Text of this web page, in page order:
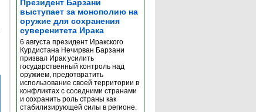
Президент Барзани
выступает за монополию на
оружие для сохранения
суверенитета Ирака
6 августа президент Иракского
Курдистана Нечирван Барзани
призвал Ирак усилить
государственный контроль над
оружием, предотвратить
использование своей территории в
конфликтах с соседними странами
и сохранить роль страны как
стабилизирующей силы в регионе.